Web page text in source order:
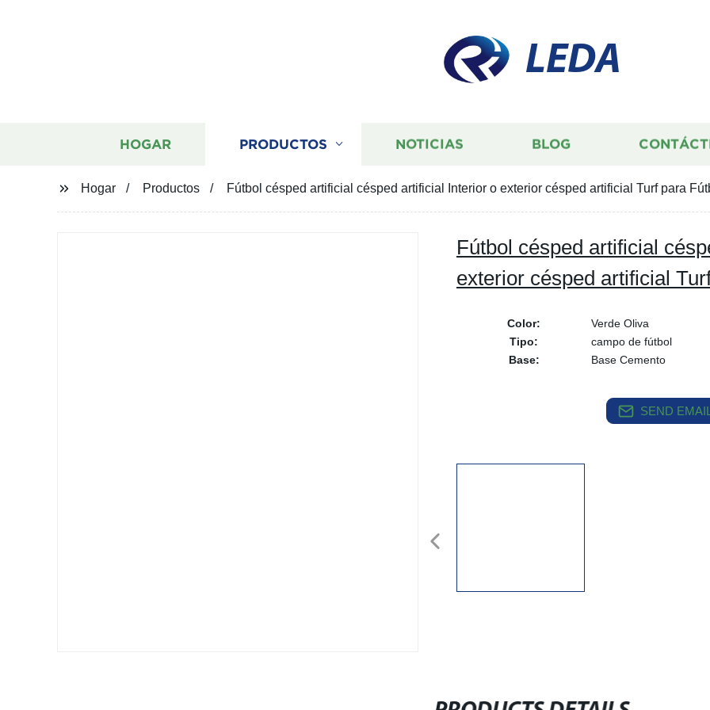
LEDA
HOGAR PRODUCTOS NOTICIAS BLOG
Hogar Productos Fútbol césped artificial césped artificial Interior o exterior césped artificial Turf para
Fútbol césped artificial
exterior césped artificial
Color:
Verde Oliva
Tipo:
campo de fútbol
Base:
Base Cemento
SEND